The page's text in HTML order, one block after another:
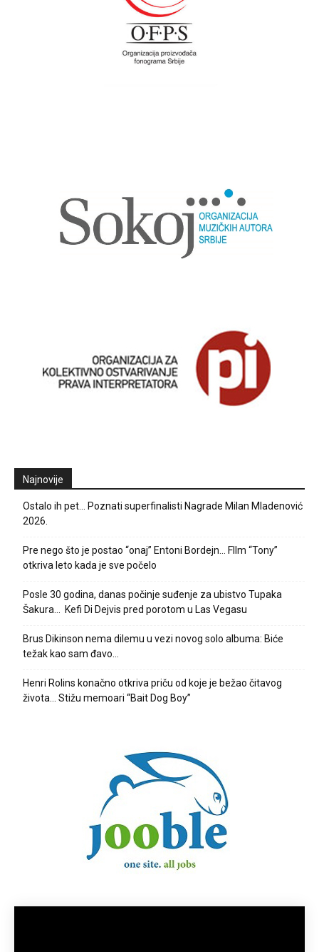
Najnovije
Ostalo ih pet… Poznati superfinalisti Nagrade Milan Mladenović
2026.
Pre nego što je postao “onaj” Entoni Bordejn… FIlm “Tony”
otkriva leto kada je sve počelo
Posle 30 godina, danas počinje suđenje za ubistvo Tupaka
Šakura… Kefi Di Dejvis pred porotom u Las Vegasu
Brus Dikinson nema dilemu u vezi novog solo albuma: Biće
težak kao sam đavo…
Henri Rolins konačno otkriva priču od koje je bežao čitavog
života… Stižu memoari “Bait Dog Boy”